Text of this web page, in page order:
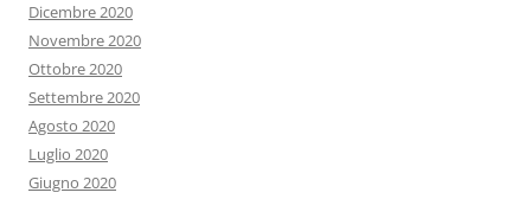
Dicembre 2020
Novembre 2020
Ottobre 2020
Settembre 2020
Agosto 2020
Luglio 2020
Giugno 2020